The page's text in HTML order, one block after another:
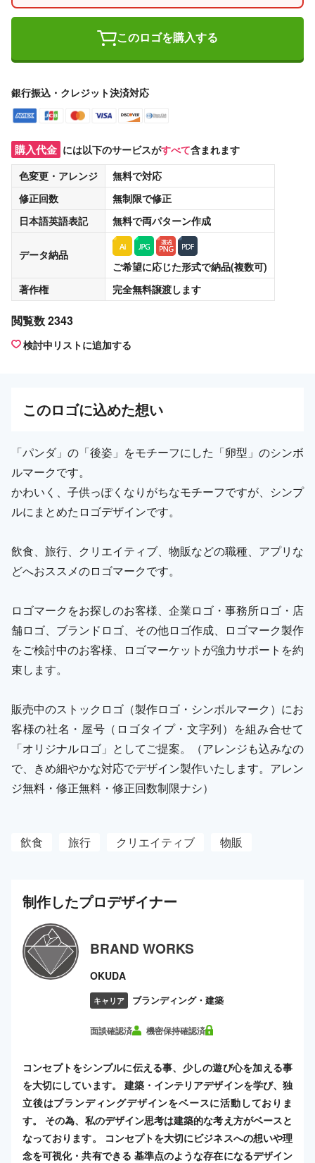
このロゴを購入する
銀行振込・クレジット決済対応
購入代金 には以下のサービスがすべて含まれます
色変更・アレンジ
無料で対応
修正回数
無制限で修正
日本語英語表記
無料で両パターン作成
データ納品
ご希望に応じた形式で納品(複数可)
著作権
完全無料譲渡します
閲覧数 2343
検討中リストに追加する
このロゴに込めた想い
「パンダ」の「後姿」をモチーフにした「卵型」のシンボ
ルマークです。
かわいく、子供っぽくなりがちなモチーフですが、シンプ
ルにまとめたロゴデザインです。
飲食、旅行、クリエイティブ、物販などの職種、アプリな
どへおススメのロゴマークです。
ロゴマークをお探しのお客様、企業ロゴ・事務所ロゴ・店
舗ロゴ、ブランドロゴ、その他ロゴ作成、ロゴマーク製作
をご検討中のお客様、ロゴマーケットが強力サポートを約
束します。
販売中のストックロゴ（製作ロゴ・シンボルマーク）にお
客様の社名・屋号（ロゴタイプ・文字列）を組み合せて
「オリジナルロゴ」としてご提案。（アレンジも込みなの
で、きめ細やかな対応でデザイン製作いたします。アレン
ジ無料・修正無料・修正回数制限ナシ）
飲食 旅行 クリエイティブ 物販
制作したプロデザイナー
BRAND WORKS
OKUDA
キャリア ブランディング・建築
面談確認済 機密保持確認済
コンセプトをシンプルに伝える事、少しの遊び心を加える事
を大切にしています。 建築・インテリアデザインを学び、独
立後はブランディングデザインをベースに活動しておりま
す。 その為、私のデザイン思考は建築的な考え方がベースと
なっております。 コンセプトを大切にビジネスへの想いや理
念を可視化・共有できる 基準点のような存在になるデザイン